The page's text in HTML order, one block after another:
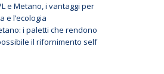
e Metano, i vantaggi per
e l’ecologia
i paletti che rendono
il rifornimento self